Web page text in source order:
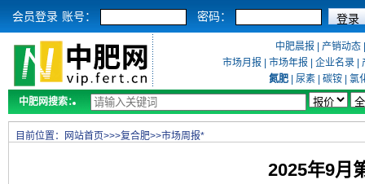
会员登录 账号： 密码：
中肥晨报 产销动态
市场月报
市场年报 企业名录
氮肥
尿素 碳铵
氯
中肥网搜索：
目前位置： 网站首页>>>复合肥>>市场周报*
2025年9月